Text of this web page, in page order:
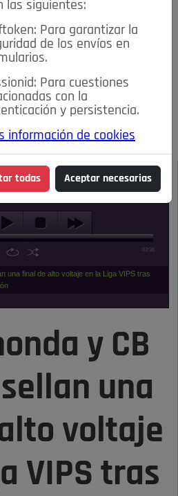
Ciencia&Tecnología
Estilo de Vida
Opinión IN
Pozuelo de Alarcón
🔴 En Directo
noticia:
03:36
una final de alto voltaje en la Liga VIPS tras
y CB
una
voltaje
VIPS tras
las siguientes:
Para garantizar la
de los envíos en
Para cuestiones
con la
y persistencia.
información de cookies
todas Aceptar necesarias